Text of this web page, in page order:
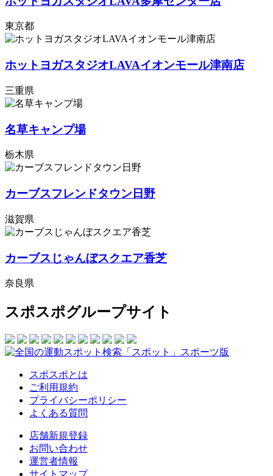
東京都
ホットヨガスタジオLAVAイオンモール津南店
三重県
名草キャンプ場
栃木県
カーブスフレンドタウン日野
滋賀県
カーブスじゃんぼスクエア香芝
奈良県
スポスポグループサイト
スポスポとは
ご利用規約
プライバシーポリシー
よくある質問
店舗新規登録
お問い合わせ
運営者情報
サイトマップ